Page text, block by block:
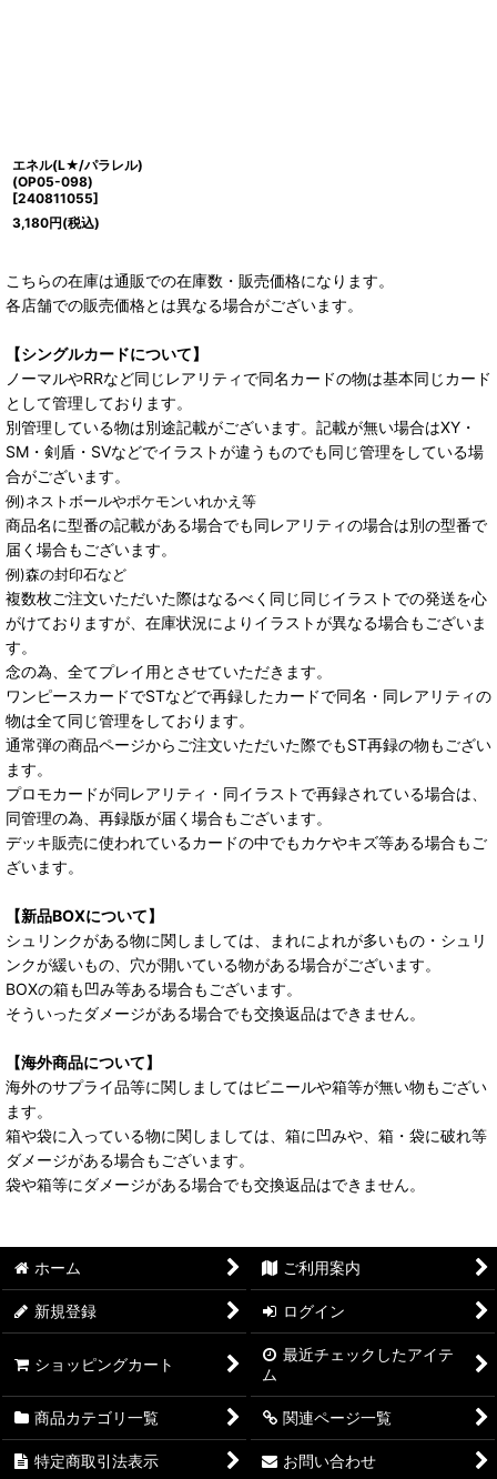
エネル(L★/パラレル)
(OP05-098)
[240811055]
3,180円(税込)
こちらの在庫は通販での在庫数・販売価格になります。
各店舗での販売価格とは異なる場合がございます。
【シングルカードについて】
ノーマルやRRなど同じレアリティで同名カードの物は基本同じカード
として管理しております。
別管理している物は別途記載がございます。記載が無い場合はXY・
SM・剣盾・SVなどでイラストが違うものでも同じ管理をしている場
合がございます。
例)ネストボールやポケモンいれかえ等
商品名に型番の記載がある場合でも同レアリティの場合は別の型番で
届く場合もございます。
例)森の封印石など
複数枚ご注文いただいた際はなるべく同じ同じイラストでの発送を心
がけておりますが、在庫状況によりイラストが異なる場合もございま
す。
念の為、全てプレイ用とさせていただきます。
ワンピースカードでSTなどで再録したカードで同名・同レアリティの
物は全て同じ管理をしております。
通常弾の商品ページからご注文いただいた際でもST再録の物もござい
ます。
プロモカードが同レアリティ・同イラストで再録されている場合は、
同管理の為、再録版が届く場合もございます。
デッキ販売に使われているカードの中でもカケやキズ等ある場合もご
ざいます。
【新品BOXについて】
シュリンクがある物に関しましては、まれによれが多いもの・シュリ
ンクが緩いもの、穴が開いている物がある場合がございます。
BOXの箱も凹み等ある場合もございます。
そういったダメージがある場合でも交換返品はできません。
【海外商品について】
海外のサプライ品等に関しましてはビニールや箱等が無い物もござい
ます。
箱や袋に入っている物に関しましては、箱に凹みや、箱・袋に破れ等
ダメージがある場合もございます。
袋や箱等にダメージがある場合でも交換返品はできません。
ホーム ご利用案内
新規登録 ログイン
ショッピングカート
最近チェックしたアイテ
ム
商品カテゴリ一覧 関連ページ一覧
特定商取引法表示 お問い合わせ